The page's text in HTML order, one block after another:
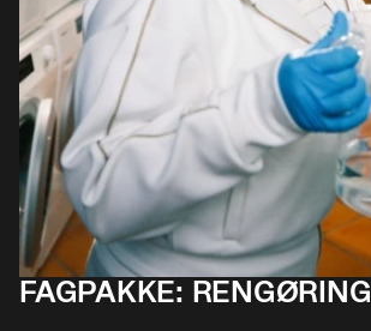
FAGPAKKE: RENGØRING